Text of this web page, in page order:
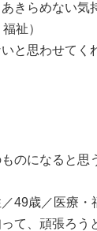
きらめない気
祉）
と思わせてく
のになると思
49歳／医療・
て、頑張ろう